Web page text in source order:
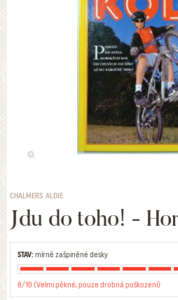
CHALMERS ALDIE
Jdu do toho! -
STAV:mírně zašpiněné desky
8/10 (Velmi pěkné, pouze drobná poškození)